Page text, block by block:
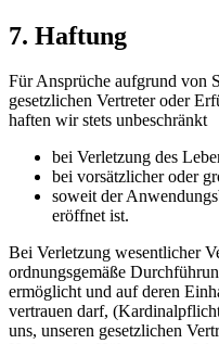
7. Haftung​​​​​​​
Für Ansprüche aufgrund von
gesetzlichen Vertreter oder
haften wir stets unbeschränkt
bei Verletzung des
bei vorsätzlicher oder
soweit der
eröffnet ist.
Bei Verletzung wesentlicher
ordnungsgemäße
ermöglicht und auf deren
vertrauen darf,
uns, unseren gesetzlichen